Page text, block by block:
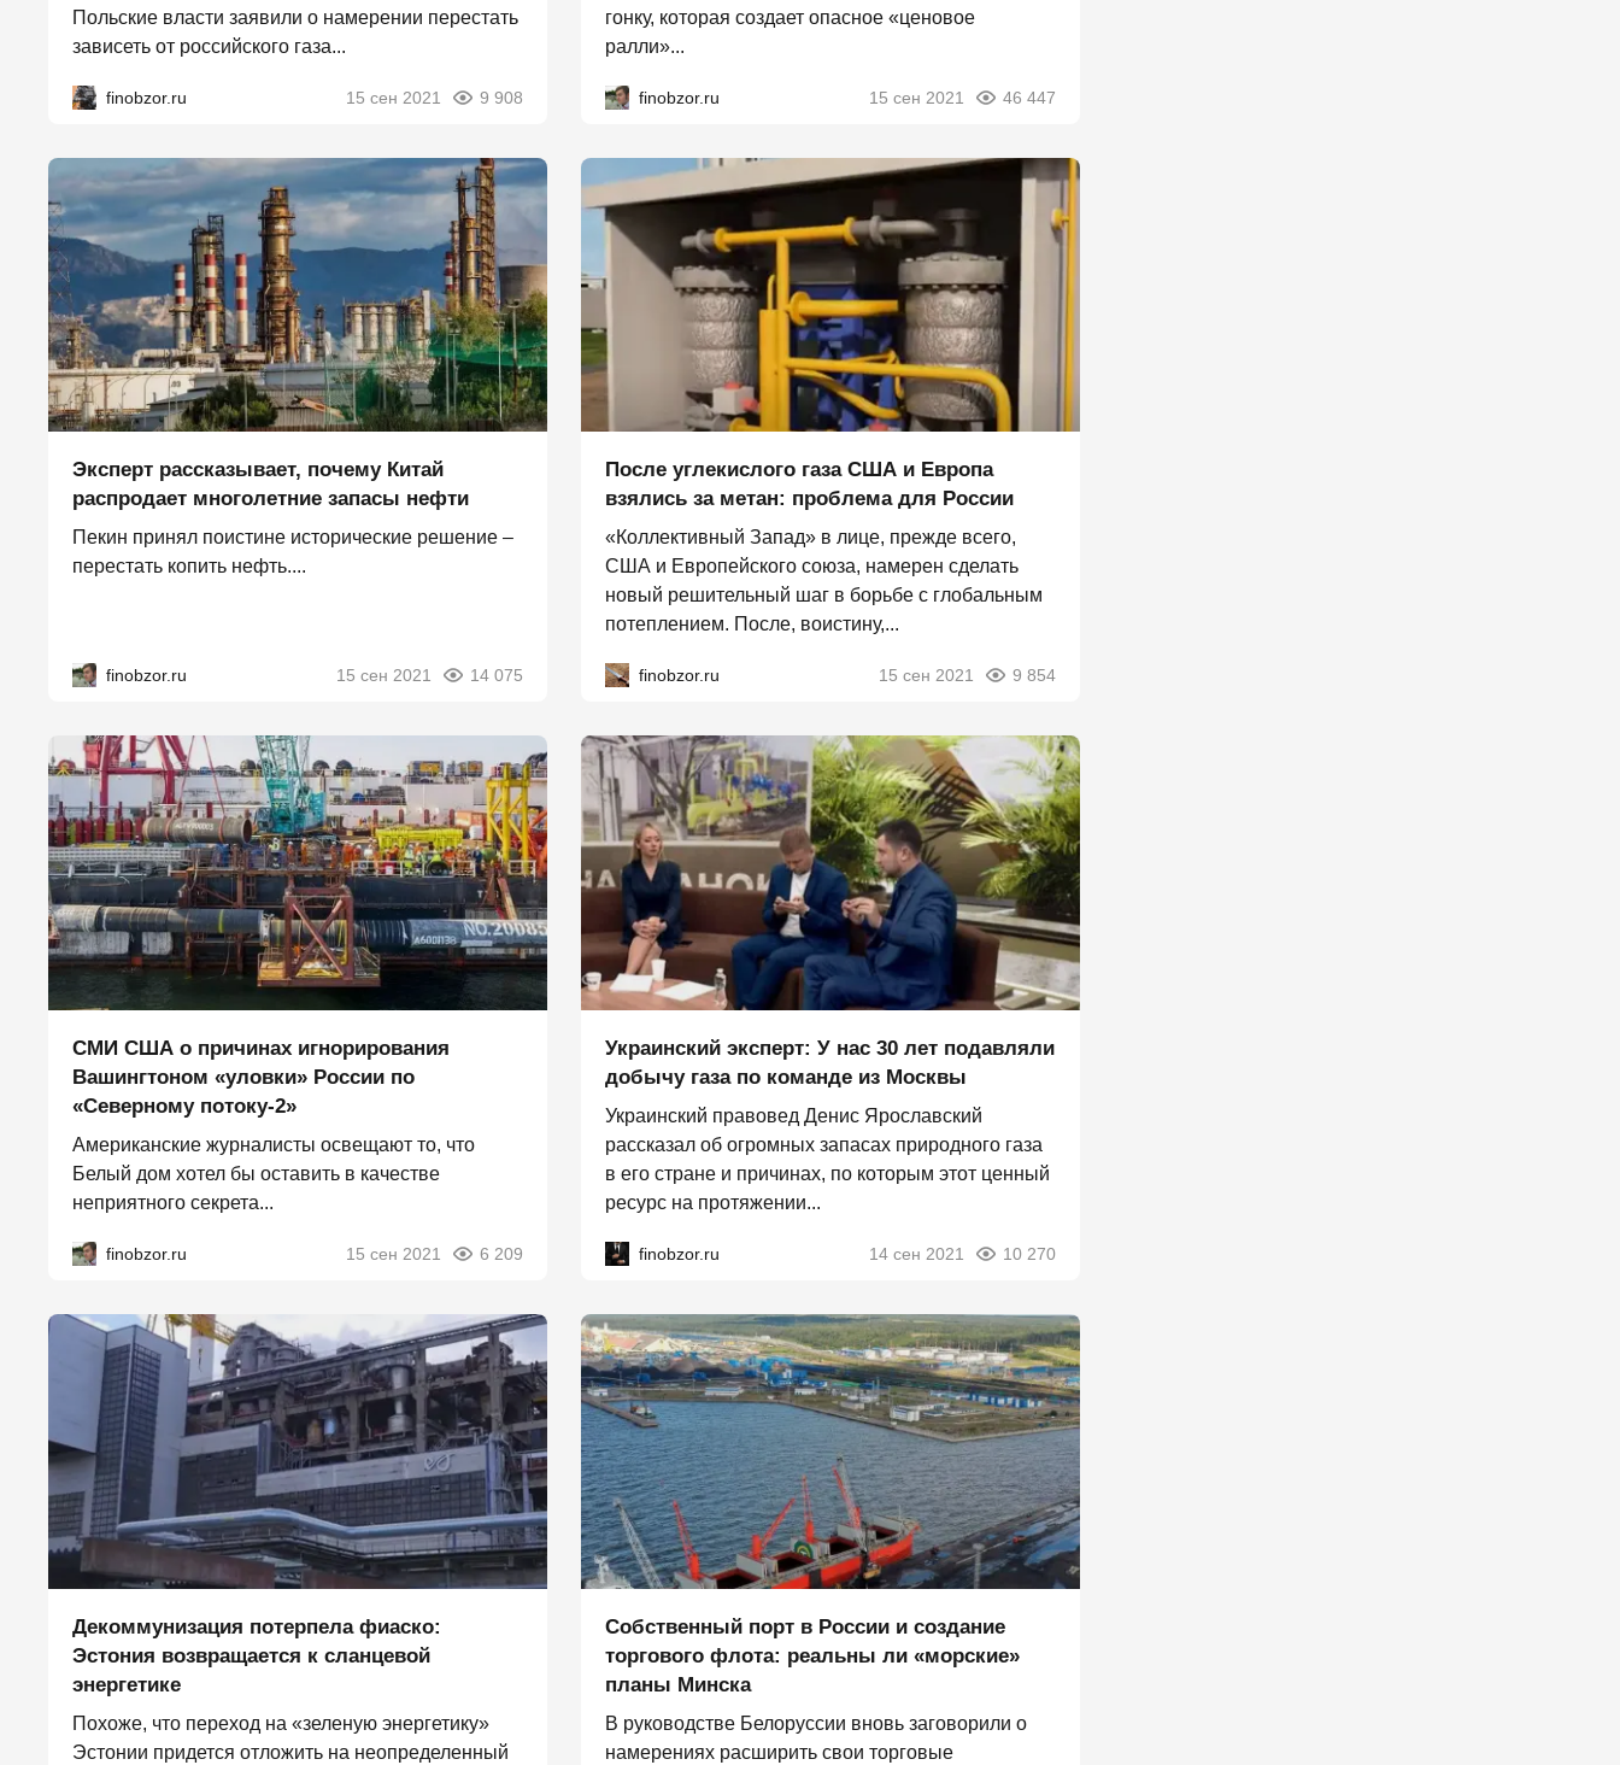
Польские власти заявили о намерении перестать
зависеть от российского газа...
finobzor.ru 15 сен 2021 9 908
гонку, которая создает опасное «ценовое
ралли»...
finobzor.ru 15 сен 2021 46 447
Эксперт рассказывает, почему Китай
распродает многолетние запасы нефти
Пекин принял поистине исторические решение –
перестать копить нефть....
finobzor.ru 15 сен 2021 14 075
После углекислого газа США и Европа
взялись за метан: проблема для России
«Коллективный Запад» в лице, прежде всего,
США и Европейского союза, намерен сделать
новый решительный шаг в борьбе с глобальным
потеплением. После, воистину,...
finobzor.ru 15 сен 2021 9 854
СМИ США о причинах игнорирования
Вашингтоном «уловки» России по
«Северному потоку-2»
Американские журналисты освещают то, что
Белый дом хотел бы оставить в качестве
неприятного секрета...
finobzor.ru 15 сен 2021 6 209
Украинский эксперт: У нас 30 лет подавляли
добычу газа по команде из Москвы
Украинский правовед Денис Ярославский
рассказал об огромных запасах природного газа
в его стране и причинах, по которым этот ценный
ресурс на протяжении...
finobzor.ru 14 сен 2021 10 270
Декоммунизация потерпела фиаско:
Эстония возвращается к сланцевой
энергетике
Похоже, что переход на «зеленую энергетику»
Эстонии придется отложить на неопределенный
Собственный порт в России и создание
торгового флота: реальны ли «морские»
планы Минска
В руководстве Белоруссии вновь заговорили о
намерениях расширить свои торговые